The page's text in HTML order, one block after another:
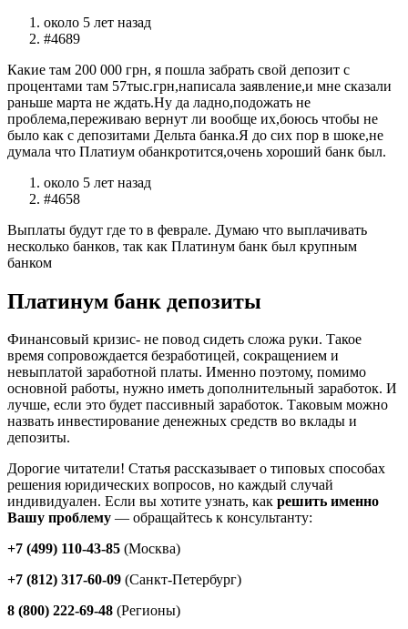
около 5 лет назад
#4689
Какие там 200 000 грн, я пошла забрать свой депозит с
процентами там 57тыс.грн,написала заявление,и мне сказали
раньше марта не ждать.Ну да ладно,подожать не
проблема,переживаю вернут ли вообще их,боюсь чтобы не
было как с депозитами Дельта банка.Я до сих пор в шоке,не
думала что Платиум обанкротится,очень хороший банк был.
около 5 лет назад
#4658
Выплаты будут где то в феврале. Думаю что выплачивать
несколько банков, так как Платинум банк был крупным
банком
Платинум банк депозиты
Финансовый кризис- не повод сидеть сложа руки. Такое
время сопровождается безработицей, сокращением и
невыплатой заработной платы. Именно поэтому, помимо
основной работы, нужно иметь дополнительный заработок. И
лучше, если это будет пассивный заработок. Таковым можно
назвать инвестирование денежных средств во вклады и
депозиты.
Дорогие читатели! Статья рассказывает о типовых способах
решения юридических вопросов, но каждый случай
индивидуален. Если вы хотите узнать, как решить именно
Вашу проблему — обращайтесь к консультанту:
+7 (499) 110-43-85 (Москва)
+7 (812) 317-60-09 (Санкт-Петербург)
8 (800) 222-69-48 (Регионы)